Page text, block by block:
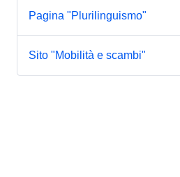
Pagina "Plurilinguismo"
Sito "Mobilità e scambi"